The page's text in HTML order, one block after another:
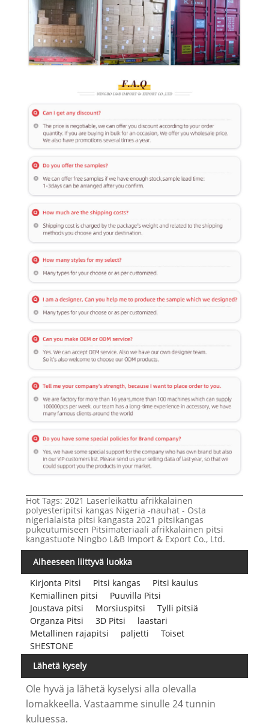
Hot Tags: 2021 Laserleikattu afrikkalainen
polyesteripitsi kangas Nigeria -nauhat - Osta
nigerialaista pitsi kangasta 2021 pitsikangas
pukeutumiseen Pitsimateriaali afrikkalainen pitsi
kangastuote Ningbo L&B Import & Export Co., Ltd.
Aiheeseen liittyvä luokka
Kirjonta Pitsi
Pitsi kangas
Pitsi kaulus
Kemiallinen pitsi
Puuvilla Pitsi
Joustava pitsi
Morsiuspitsi
Tylli pitsiä
Organza Pitsi
3D Pitsi
laastari
Metallinen rajapitsi
paljetti
Toiset
SHESTONE
Lähetä kysely
Ole hyvä ja lähetä kyselysi alla olevalla
lomakkeella. Vastaamme sinulle 24 tunnin
kuluessa.